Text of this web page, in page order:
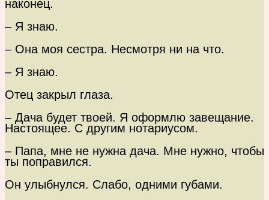
наконец.
– Я знаю.
– Она моя сестра. Несмотря ни на что.
– Я знаю.
Отец закрыл глаза.
– Дача будет твоей. Я оформлю завещание.
Настоящее. С другим нотариусом.
– Папа, мне не нужна дача. Мне нужно, чтобы
ты поправился.
Он улыбнулся. Слабо, одними губами.